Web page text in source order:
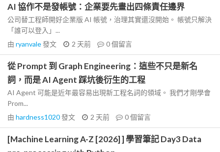
AI 協作不是發帳號：企業要先畫出四條責任邊界
公司替工程師開好企業版 AI 帳號，治理其實還沒開始。 帳號只解決
「誰可以登入」...
由 ryanvale發文 2 天前 0個留言
從 Prompt 到 Graph Engineering：這些不只是新名
詞，而是 AI Agent 踩坑後衍生的工程
AI Agent 可能是近年最容易出現新工程名詞的領域。 我們才剛學會
Prom...
由 hardness1020發文 2 天前 0個留言
[Machine Learning A-Z [2026] ] 學習筆記 Day3 Data